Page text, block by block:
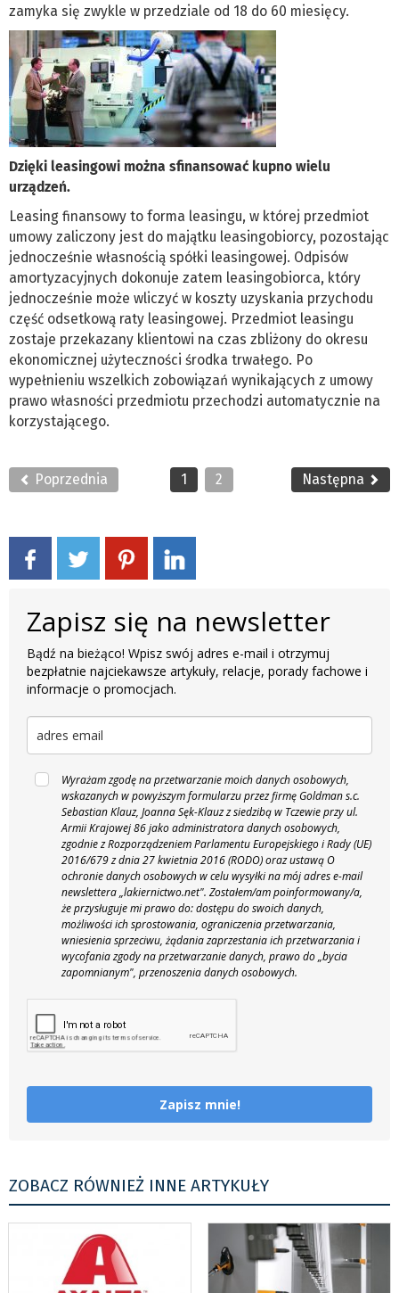
zamyka się zwykle w przedziale od 18 do 60 miesięcy.
Dzięki leasingowi można sfinansować kupno wielu
urządzeń.
Leasing finansowy to forma leasingu, w której przedmiot
umowy zaliczony jest do majątku leasingobiorcy, pozostając
jednocześnie własnością spółki leasingowej. Odpisów
amortyzacyjnych dokonuje zatem leasingobiorca, który
jednocześnie może wliczyć w koszty uzyskania przychodu
część odsetkową raty leasingowej. Przedmiot leasingu
zostaje przekazany klientowi na czas zbliżony do okresu
ekonomicznej użyteczności środka trwałego. Po
wypełnieniu wszelkich zobowiązań wynikających z umowy
prawo własności przedmiotu przechodzi automatycznie na
korzystającego.
Poprzednia 1 2 Następna
Zapisz się na newsletter
Bądź na bieżąco! Wpisz swój adres e-mail i otrzymuj
bezpłatnie najciekawsze artykuły, relacje, porady fachowe i
informacje o promocjach.
Wyrażam zgodę na przetwarzanie moich danych osobowych,
wskazanych w powyższym formularzu przez firmę Goldman s.c.
Sebastian Klauz, Joanna Sęk-Klauz z siedzibą w Tczewie przy ul.
Armii Krajowej 86 jako administratora danych osobowych,
zgodnie z Rozporządzeniem Parlamentu Europejskiego i Rady (UE)
2016/679 z dnia 27 kwietnia 2016 (RODO) oraz ustawą O
ochronie danych osobowych w celu wysyłki na mój adres e-mail
newslettera „lakiernictwo.net". Zostałem/am poinformowany/a,
że przysługuje mi prawo do: dostępu do swoich danych,
możliwości ich sprostowania, ograniczenia przetwarzania,
wniesienia sprzeciwu, żądania zaprzestania ich przetwarzania i
wycofania zgody na przetwarzanie danych, prawo do „bycia
zapomnianym", przenoszenia danych osobowych.
Zapisz mnie!
ZOBACZ RÓWNIEŻ INNE ARTYKUŁY